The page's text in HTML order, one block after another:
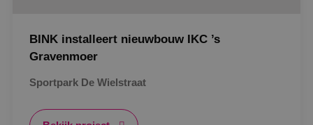
BINK installeert nieuwbouw IKC ’s
Gravenmoer
Sportpark De Wielstraat